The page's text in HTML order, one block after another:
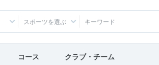
スポーツを選ぶ
コース クラブ・チーム